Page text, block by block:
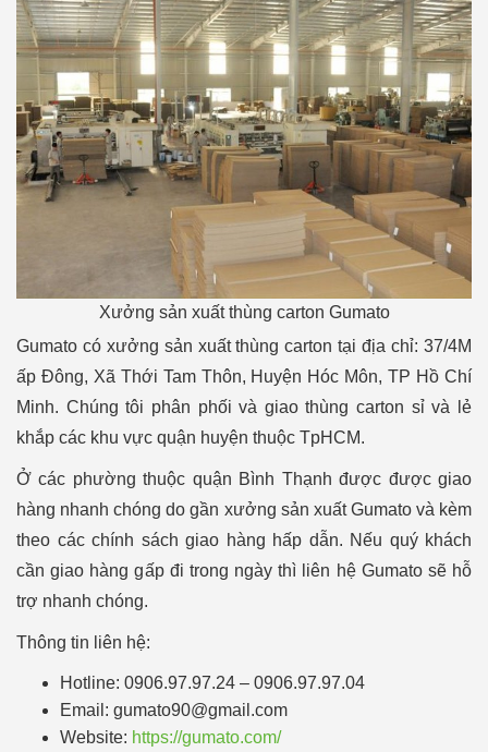
Xưởng sản xuất thùng carton Gumato
Gumato có xưởng sản xuất thùng carton tại địa chỉ: 37/4M
ấp Đông, Xã Thới Tam Thôn, Huyện Hóc Môn, TP Hồ Chí
Minh. Chúng tôi phân phối và giao thùng carton sỉ và lẻ
khắp các khu vực quận huyện thuộc TpHCM.
Ở các phường thuộc quận Bình Thạnh được được giao
hàng nhanh chóng do gần xưởng sản xuất Gumato và kèm
theo các chính sách giao hàng hấp dẫn. Nếu quý khách
cần giao hàng gấp đi trong ngày thì liên hệ Gumato sẽ hỗ
trợ nhanh chóng.
Thông tin liên hệ:
Hotline: 0906.97.97.24 – 0906.97.97.04
Email: gumato90@gmail.com
Website: https://gumato.com/